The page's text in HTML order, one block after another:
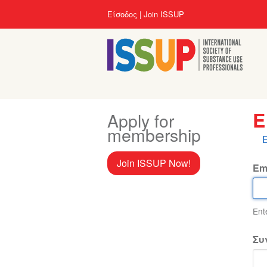
User
account
menu
Είσοδος Join ISSUP
Apply for
membership
Join ISSUP Now!